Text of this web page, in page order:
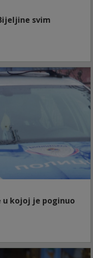
svim
u kojoj je poginuo